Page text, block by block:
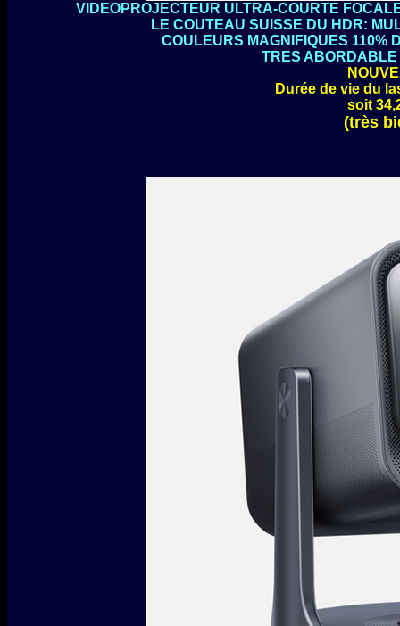
VIDEOPROJECTEUR ULTRA-COURTE
LE COUTEAU SUISSE DU HDR:
COULEURS MAGNIFIQUES 110%
TRES ABORDABLE
Durée de vie du
soit
(très